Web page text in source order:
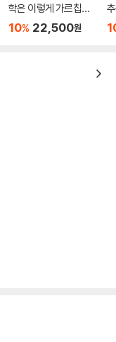
학은 이렇게 가르칩니
다
10% 22,500원